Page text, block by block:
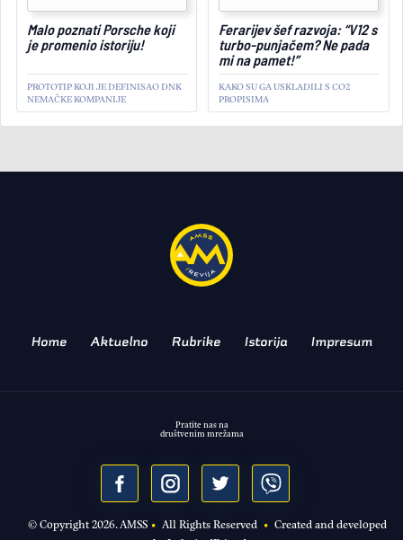
Malo poznati Porsche koji
je promenio istoriju!
PROTOTIP KOJI JE DEFINISAO DNK
NEMAČKE KOMPANIJE
Ferarijev šef razvoja: “V12 s
turbo-punjačem? Ne pada
mi na pamet!”
KAKO SU GA USKLADILI S CO2
PROPISIMA
April 4, 2025
Audi prodaje porodično
Home Aktuelno Rubrike Istorija Impresum
© Copyright2026. AMSS• All Rights Reserved • Created and developed
Pratite nas na
društvenim mrežama